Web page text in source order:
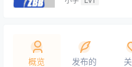
概览 发布的